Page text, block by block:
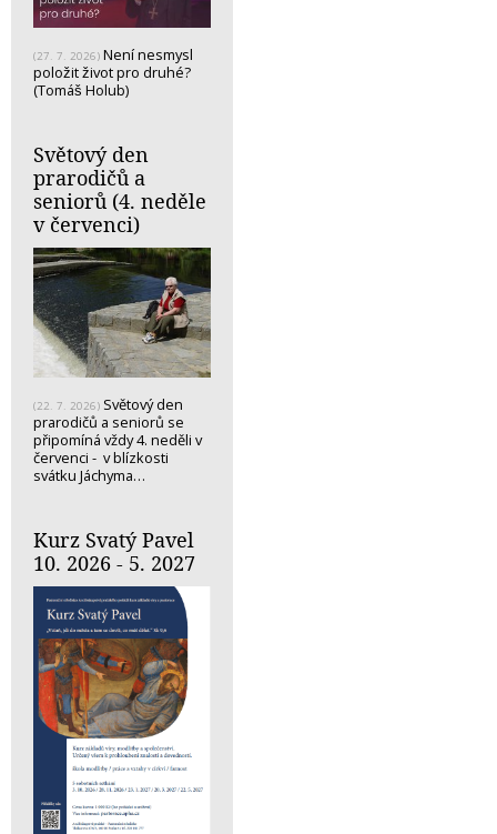
(27. 7. 2026) Není nesmysl
položit život pro druhé?
(Tomáš Holub)
Světový den
prarodičů a
seniorů (4. neděle
v červenci)
(22. 7. 2026) Světový den
prarodičů a seniorů se
připomíná vždy 4. neděli v
červenci - v blízkosti
svátku Jáchyma…
Kurz Svatý Pavel
10. 2026 - 5. 2027